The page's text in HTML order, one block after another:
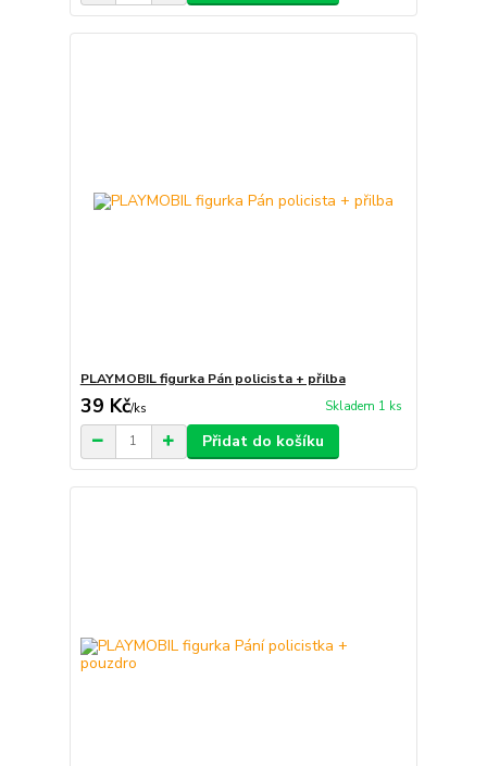
PLAYMOBIL figurka Pán policista + přilba
39 Kč/ks Skladem 1 ks
Přidat do košíku